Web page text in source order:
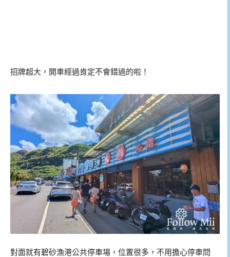
招牌超大，開車經過肯定不會錯過的啦！
對面就有碧砂漁港公共停車場，位置很多，不用擔心停車問